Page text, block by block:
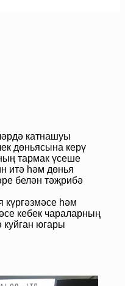
катнашуы
дөньясына керү
тармак үсеше
итә һәм дөнья
белән тәҗрибә
күргәзмәсе һәм
кебек чараларның
югары